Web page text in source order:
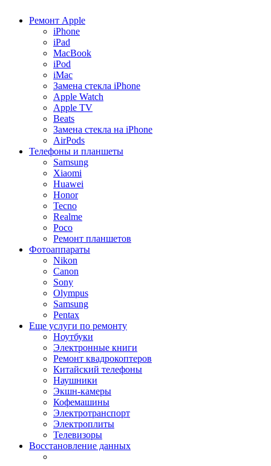
Ремонт Apple
iPhone
iPad
MacBook
iPod
iMac
Замена стекла iPhone
Apple Watch
Apple TV
Beats
Замена стекла на iPhone
AirPods
Телефоны и планшеты
Samsung
Xiaomi
Huawei
Honor
Tecno
Realme
Poco
Ремонт планшетов
Фотоаппараты
Nikon
Canon
Sony
Olympus
Samsung
Pentax
Еще услуги по ремонту
Ноутбуки
Электронные книги
Ремонт квадрокоптеров
Китайский телефоны
Наушники
Экшн-камеры
Кофемашины
Электротранспорт
Электроплиты
Телевизоры
Восстановление данных